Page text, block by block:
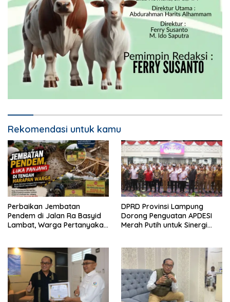
Rekomendasi untuk kamu
Perbaikan Jembatan
Pendem di Jalan Ra Basyid
Lambat, Warga Pertanyakan
DPRD Provinsi Lampung
Dorong Penguatan APDESI
Merah Putih untuk Sinergi